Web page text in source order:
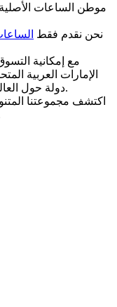
نحن نقدم فقط الساعات
مع إمکانیة
دولة حول العالم، نوفر لکم تجربة تسوق آمنة وبدون حدود.
اکتشف مجموعتنا